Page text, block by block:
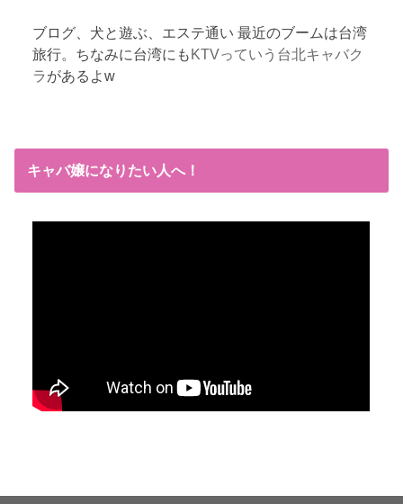
ブログ、犬と遊ぶ、エステ通い 最近のブームは台湾
旅行。ちなみに台湾にもKTVっていう台北キャバク
ラがあるよw
キャバ嬢になりたい人へ！